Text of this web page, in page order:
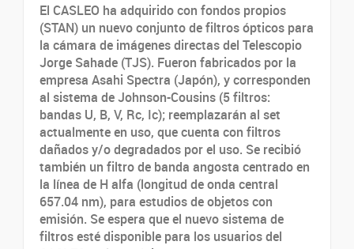
El CASLEO ha adquirido con fondos propios
(STAN) un nuevo conjunto de filtros ópticos para
la cámara de imágenes directas del Telescopio
Jorge Sahade (TJS). Fueron fabricados por la
empresa Asahi Spectra (Japón), y corresponden
al sistema de Johnson-Cousins (5 filtros:
bandas U, B, V, Rc, Ic); reemplazarán al set
actualmente en uso, que cuenta con filtros
dañados y/o degradados por el uso. Se recibió
también un filtro de banda angosta centrado en
la línea de H alfa (longitud de onda central
657.04 nm), para estudios de objetos con
emisión. Se espera que el nuevo sistema de
filtros esté disponible para los usuarios del